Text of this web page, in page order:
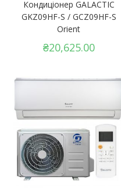
Кондиціонер GALACTIC
GKZ09HF-S / GCZ09HF-S
Orient
₴20,625.00